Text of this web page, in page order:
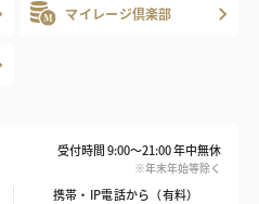
マイレージ倶楽部
受付時間 9:00～21:00 年中無休
※年末年始等除く
携帯・IP電話から（有料）